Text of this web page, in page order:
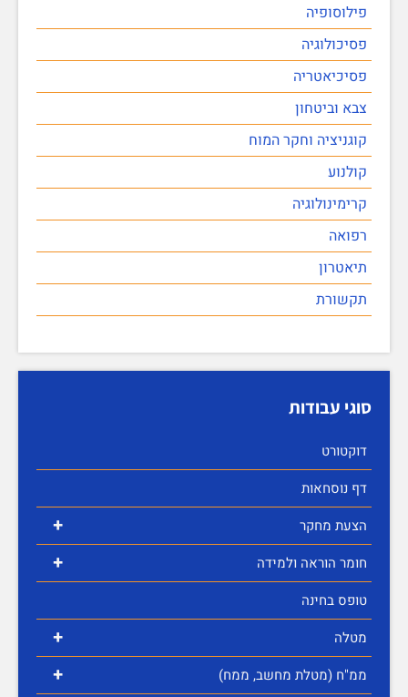
פילוסופיה
פסיכולוגיה
פסיכיאטריה
צבא וביטחון
קוגניציה וחקר המוח
קולנוע
קרימינולוגיה
רפואה
תיאטרון
תקשורת
סוגי עבודות
דוקטורט
דף נוסחאות
+ הצעת מחקר
+
חומר הוראה ולמידה
טופס בחינה
+ מטלה
+ ממ"ח (מטלת מחשב, ממח)